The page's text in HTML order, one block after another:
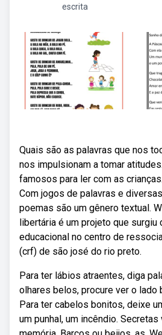
escrita
Quais são as palavras que nos
nos impulsionam a tomar
famosos para ler com as
Com jogos de palavras e
poemas são um gênero textual.
libertária é um projeto que surgiu
educacional no centro de
(crf) de são josé do rio preto.
Para ter lábios atraentes, diga
olhares belos, procure ver o lado
Para ter cabelos bonitos, deixe
um punhal, um incêndio.